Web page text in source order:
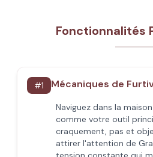
Fonctionnalités
#1 Mécaniques de
Naviguez dans la
comme votre outil
craquement, pas et
attirer l'attention de